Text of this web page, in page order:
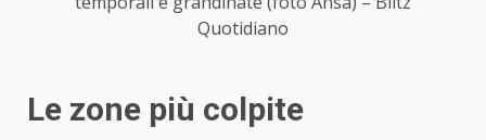
Quotidiano
Le zone più colpite